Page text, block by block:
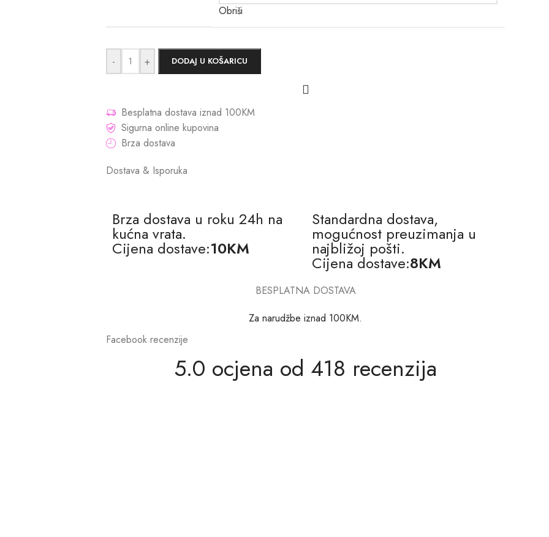
Obriši
- + DODAJ U KOŠARICU
Besplatna dostava iznad 100KM
Sigurna online kupovina
Brza dostava
Dostava & Isporuka
Brza dostava u roku 24h na
kućna vrata.
Cijena dostave:10KM
Standardna dostava,
mogućnost preuzimanja u
najbližoj pošti.
Cijena dostave:8KM
BESPLATNA DOSTAVA
Za narudžbe iznad 100KM.
Facebook recenzije
5.0 ocjena od 418 recenzija